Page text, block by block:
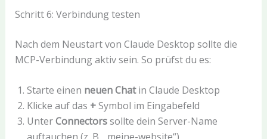
Schritt 6: Verbindung testen
Nach dem Neustart von Claude Desktop sollte die
MCP-Verbindung aktiv sein. So prüfst du es:
Starte einen neuen Chatin Claude Desktop
Klicke auf das +Symbol im Eingabefeld
UnterConnectorssollte dein Server-Name